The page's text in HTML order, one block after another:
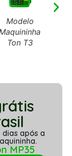
Modelo
Maquininha
Ton T3
dias após a
MP35